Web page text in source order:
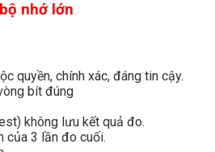
nhớ lớn
quyền, chính xác, đáng tin cậy.
bít đúng
không lưu kết quả đo.
của 3 lần đo cuối.